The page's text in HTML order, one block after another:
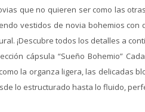
que no quieren ser como las
vestidos de novia bohemios
¡Descubre todos los detalles a
cápsula “Sueño Bohemio”
la organza ligera, las delicadas
lo estructurado hasta lo fluido,